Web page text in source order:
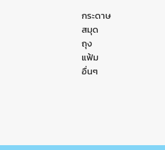
กระดาษ
สมุด
ถุง
แฟ้ม
อื่นๆ